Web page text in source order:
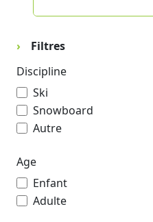
Filtres
Discipline
Ski
Snowboard
Autre
Age
Enfant
Adulte